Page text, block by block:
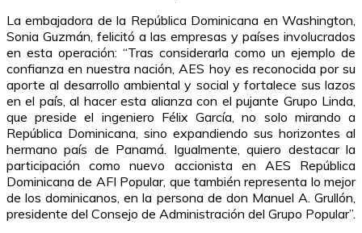
La embajadora de la República Dominicana en Washington,
Sonia Guzmán, felicitó a las empresas y países involucrados
en esta operación: “Tras considerarla como un ejemplo de
confianza en nuestra nación, AES hoy es reconocida por su
aporte al desarrollo ambiental y social y fortalece sus lazos
en el país, al hacer esta alianza con el pujante Grupo Linda,
que preside el ingeniero Félix García, no solo mirando a
República Dominicana, sino expandiendo sus horizontes al
hermano país de Panamá. Igualmente, quiero destacar la
participación como nuevo accionista en AES República
Dominicana de AFI Popular, que también representa lo mejor
de los dominicanos, en la persona de don Manuel A. Grullón,
presidente del Consejo de Administración del Grupo Popular”.